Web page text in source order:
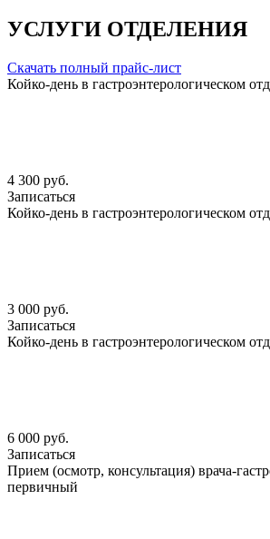
УСЛУГИ ОТДЕЛЕНИЯ
Скачать полный прайс-лист
Койко-день в гастроэнтерологическом
4 300 руб.
Записаться
Койко-день в гастроэнтерологическом
3 000 руб.
Записаться
Койко-день в гастроэнтерологическом
6 000 руб.
Записаться
Прием (осмотр, консультация) врача-
первичный